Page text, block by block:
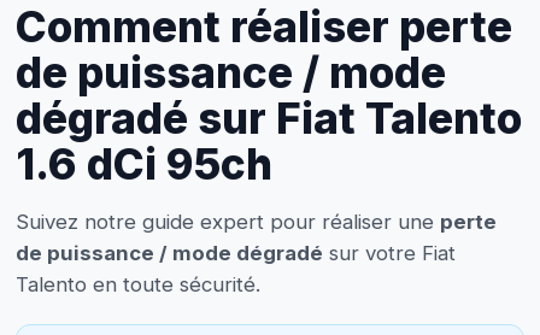
Comment réaliser perte
de puissance / mode
dégradé sur Fiat Talento
1.6 dCi 95ch
Suivez notre guide expert pour réaliser une perte
de puissance / mode dégradé sur votre Fiat
Talento en toute sécurité.